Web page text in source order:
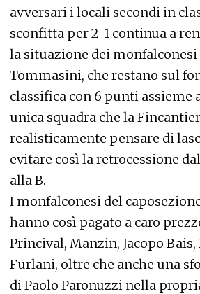
avversari i locali secondi in
sconfitta per 2-1 continua a
la situazione dei
Tommasini, che restano sul
classifica con 6 punti assieme
unica squadra che la
realisticamente pensare di
evitare così la retrocessione
alla B.
I monfalconesi del
hanno così pagato a caro
Princival, Manzin, Jacopo Bais,
Furlani, oltre che anche una
di Paolo Paronuzzi nella